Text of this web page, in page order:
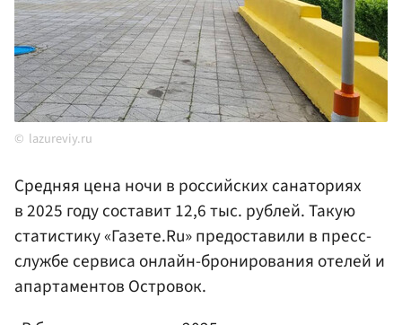
lazureviy.ru
Средняя цена ночи в российских санаториях
в 2025 году составит 12,6 тыс. рублей. Такую
статистику «Газете.Ru» предоставили в пресс-
службе сервиса онлайн-бронирования отелей и
апартаментов Островок.